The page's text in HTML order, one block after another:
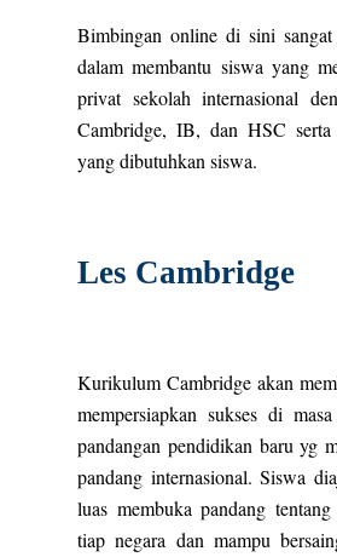
Bimbingan online di sini sangat
dalam membantu siswa yang
privat sekolah internasional
Cambridge, IB, dan HSC
yang dibutuhkan siswa.
Les Cambridge
Kurikulum Cambridge akan
mempersiapkan sukses di
pandangan pendidikan baru yg
pandang internasional. Siswa
luas membuka pandang
tiap negara dan mampu